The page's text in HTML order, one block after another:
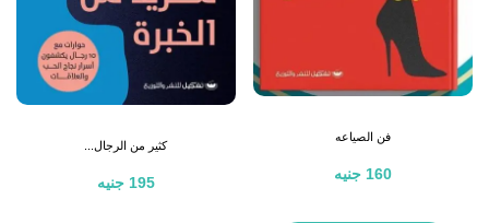
فن الصياعه
160 جنيه
كثير من الرجال...
195 جنيه